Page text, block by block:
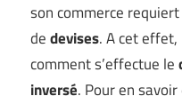
son commerce
dedevises. A cet
comment s’effectue le
inversé. Pour en